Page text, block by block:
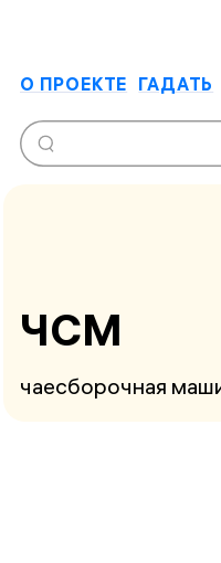
О ПРОЕКТЕ ГАДАТЬ
ЧСМ
чаесборочная